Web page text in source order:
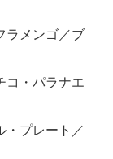
ラメンゴ／ブ
コ・パラナエ
・プレート／